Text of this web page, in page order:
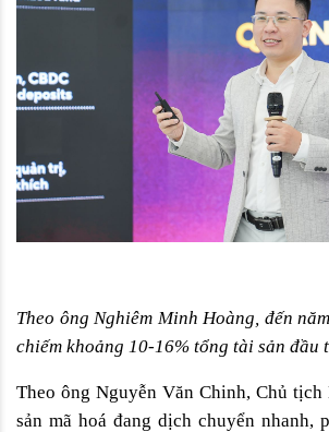
Theo ông Nghiêm Minh Hoàng, đến
chiếm khoảng 10-16% tổng tài sản đầu
Theo ông Nguyễn Văn Chinh, Chủ
sản mã hoá đang dịch chuyển nhanh,